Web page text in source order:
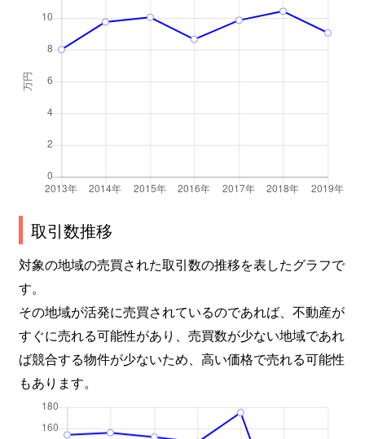
取引数推移
対象の地域の売買された取引数の推移を表したグラフで
す。
その地域が活発に売買されているのであれば、不動産が
すぐに売れる可能性があり、売買数が少ない地域であれ
ば競合する物件が少ないため、高い価格で売れる可能性
もあります。